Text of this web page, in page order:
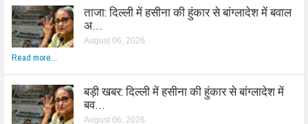
ताजा: दिल्ली में हसीना की हुंकार से बांग्लादेश में बवाल
अ…
August 06, 2026
Read more...
बड़ी खबर: दिल्ली में हसीना की हुंकार से बांग्लादेश में
बव…
August 06, 2026